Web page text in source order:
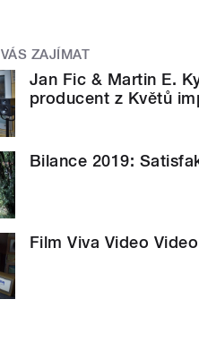
ZAJÍMAT
Jan Fic & Martin E.
producent z Květů
Bilance 2019:
Film Viva Video